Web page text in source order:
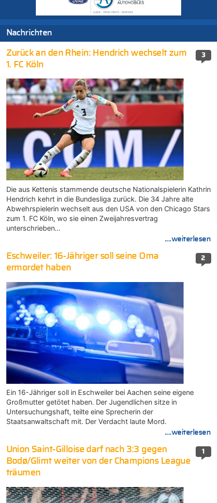
Nachrichten
3
Zurück an den Rhein: Hendrich wechselt zum
1. FC Köln
Die aus Kettenis stammende deutsche Nationalspielerin Kathrin
Hendrich kehrt in die Bundesliga zurück. Die 34 Jahre alte
Abwehrspielerin wechselt aus den USA von den Chicago Stars
zum 1. FC Köln, wo sie einen Zweijahresvertrag
unterschrieben…
....weiterlesen
2
Eschweiler: 16-Jähriger soll seine Oma
ermordet haben
Ein 16-Jähriger soll in Eschweiler bei Aachen seine eigene
Großmutter getötet haben. Der Jugendlichen sitze in
Untersuchungshaft, teilte eine Sprecherin der
Staatsanwaltschaft mit. Der Verdacht laute Mord.
....weiterlesen
1
Union Saint-Gilloise darf nach 3:3 gegen
Bodø/Glimt weiter von der Champions League
träumen